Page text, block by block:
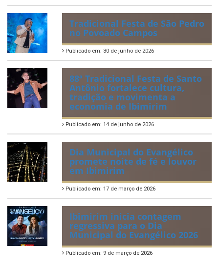
Tradicional Festa de São Pedro
no Povoado Campos
Publicado em: 30 de junho de 2026
88ª Tradicional Festa de Santo
Antônio fortalece cultura,
tradição e movimenta a
economia de Ibimirim
Publicado em: 14 de junho de 2026
Dia Municipal do Evangélico
promete noite de fé e louvor
em Ibimirim
Publicado em: 17 de março de 2026
Ibimirim inicia contagem
regressiva para o Dia
Municipal do Evangélico 2026
Publicado em: 9 de março de 2026